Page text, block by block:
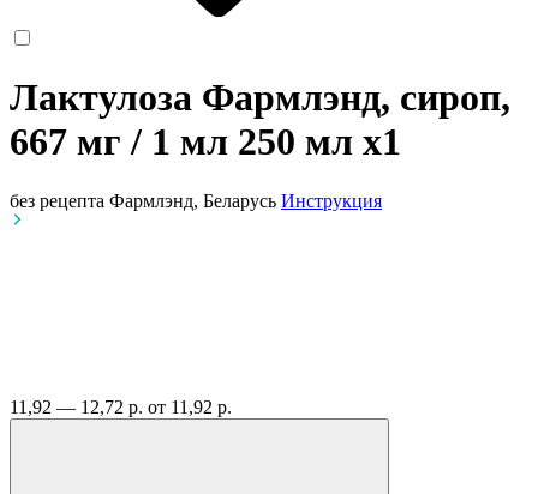
Лактулоза Фармлэнд, сироп,
667 мг / 1 мл 250 мл x1
без рецепта Фармлэнд, Беларусь Инструкция
11,92 — 12,72 р. от 11,92 р.